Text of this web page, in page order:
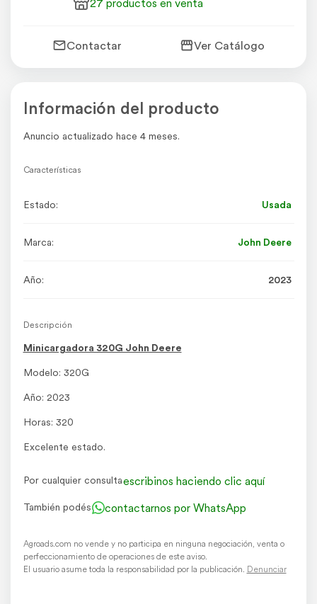
27 productos en venta
Contactar Ver Catálogo
Información del producto
Anuncio actualizado hace 4 meses.
Características
Estado: Usada
Marca: John Deere
Año: 2023
Descripción
Minicargadora 320G John Deere
Modelo: 320G
Año: 2023
Horas: 320
Excelente estado.
Por cualquier consultaescribinos haciendo clic aquí
También podés contactarnos por WhatsApp
Agroads.com no vende y no participa en ninguna negociación, venta o
perfeccionamiento de operaciones de este aviso.
El usuario asume toda la responsabilidad por la publicación. Denunciar